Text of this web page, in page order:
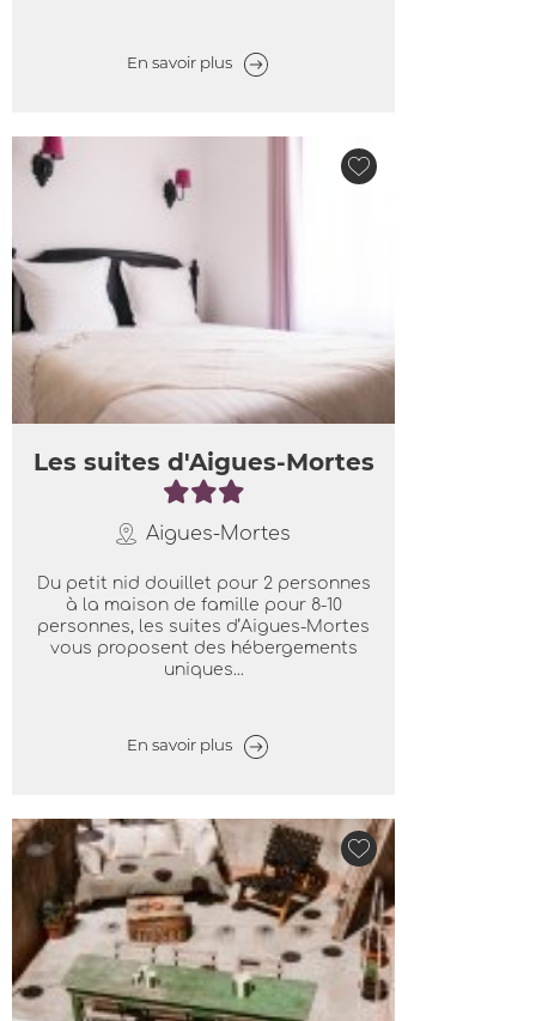
En savoir plus
Les suites d'Aigues-Mortes
Aigues-Mortes
Du petit nid douillet pour 2 personnes
à la maison de famille pour 8-10
personnes, les suites d’Aigues-Mortes
vous proposent des hébergements
uniques...
En savoir plus